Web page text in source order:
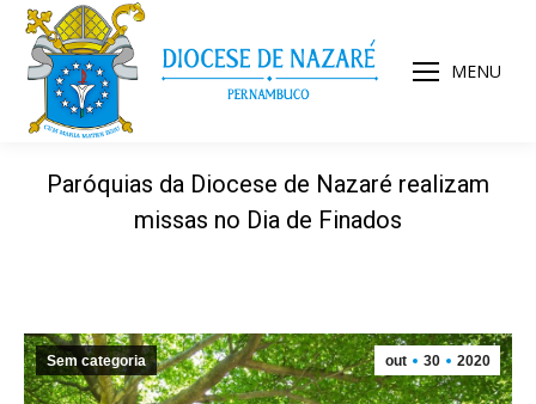
MENU
Paróquias da Diocese de Nazaré realizam
missas no Dia de Finados
out 30 2020
Sem categoria